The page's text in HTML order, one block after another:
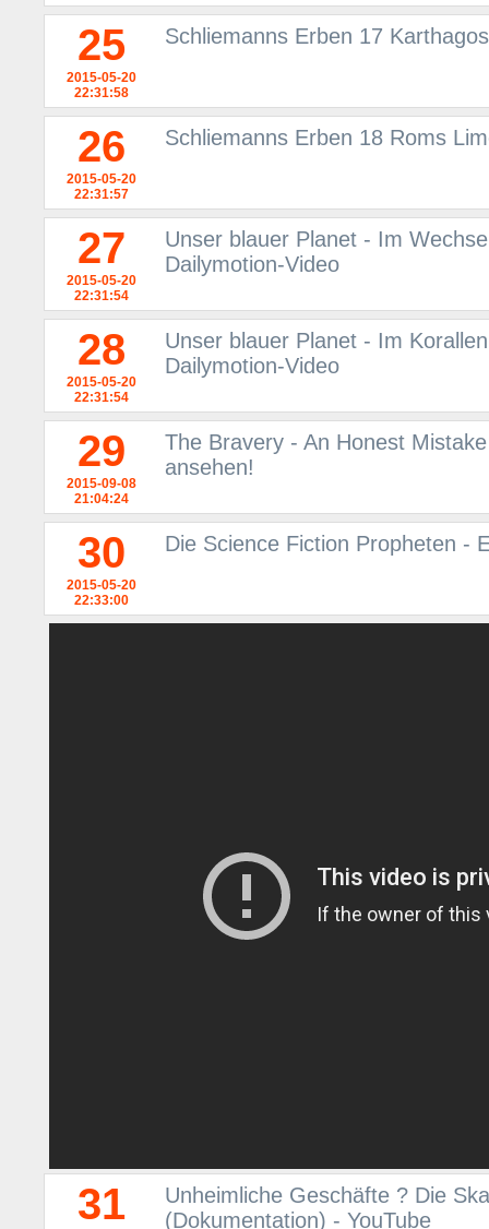
25
2015-05-20
22:31:58
Schliemanns Erben 17
26
2015-05-20
22:31:57
Schliemanns Erben 18 Roms
27
2015-05-20
22:31:54
Unser blauer Planet - Im
Dailymotion-Video
28
2015-05-20
22:31:54
Unser blauer Planet - Im
Dailymotion-Video
29
2015-09-08
21:04:24
The Bravery - An Honest
ansehen!
30
2015-05-20
22:33:00
Die Science Fiction Propheten -
31
Unheimliche Geschäfte ? Die
(Dokumentation) - YouTube